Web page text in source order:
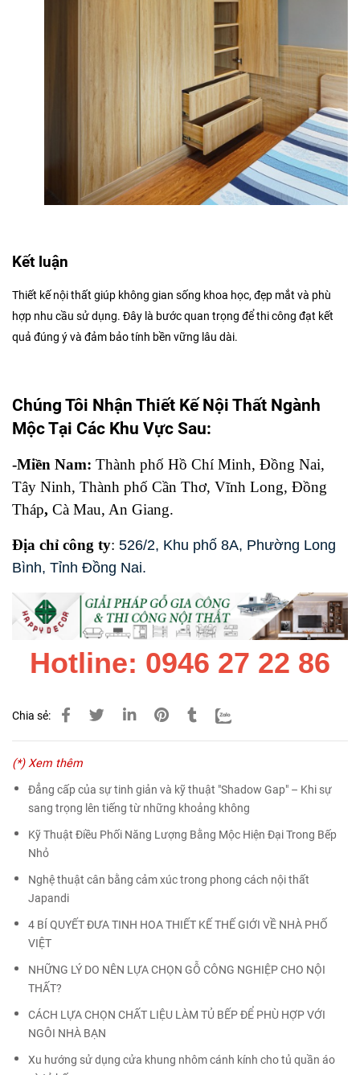
Kết luận
Thiết kế nội thất giúp không gian sống khoa học, đẹp mắt và phù
hợp nhu cầu sử dụng. Đây là bước quan trọng để thi công đạt kết
quả đúng ý và đảm bảo tính bền vững lâu dài.
Chúng Tôi Nhận Thiết Kế Nội Thất Ngành
Mộc Tại Các Khu Vực Sau:
-Miền Nam: Thành phố Hồ Chí Minh, Đồng Nai,
Tây Ninh, Thành phố Cần Thơ, Vĩnh Long, Đồng
Tháp, Cà Mau, An Giang.
Địa chỉ công ty: 526/2, Khu phố 8A, Phường Long
Bình, Tỉnh Đồng Nai.
Hotline: 0946 27 22 86
Chia sẻ:
(*) Xem thêm
Đẳng cấp của sự tinh giản và kỹ thuật "Shadow Gap" – Khi sự
sang trọng lên tiếng từ những khoảng không
Kỹ Thuật Điều Phối Năng Lượng Bằng Mộc Hiện Đại Trong Bếp
Nhỏ
Nghệ thuật cân bằng cảm xúc trong phong cách nội thất
Japandi
4 BÍ QUYẾT ĐƯA TINH HOA THIẾT KẾ THẾ GIỚI VỀ NHÀ PHỐ
VIỆT
NHỮNG LÝ DO NÊN LỰA CHỌN GỖ CÔNG NGHIỆP CHO NỘI
THẤT?
CÁCH LỰA CHỌN CHẤT LIỆU LÀM TỦ BẾP ĐỂ PHÙ HỢP VỚI
NGÔI NHÀ BẠN
Xu hướng sử dụng cửa khung nhôm cánh kính cho tủ quần áo